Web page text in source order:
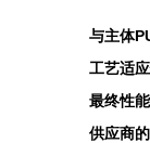
与主体
工艺适
最终性
供应商